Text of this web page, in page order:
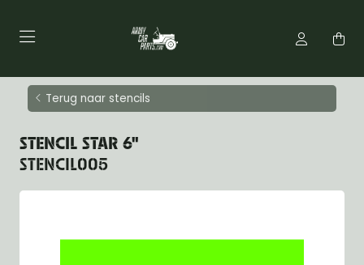
Terug naar stencils
STENCIL STAR 6"
STENCIL005